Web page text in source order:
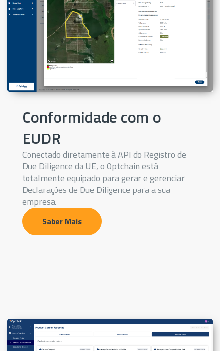
Conformidade com o
EUDR
Conectado diretamente à API do Registro de
Due Diligence da UE, o Optchain está
totalmente equipado para gerar e gerenciar
Declarações de Due Diligence para a sua
empresa.
Saber Mais